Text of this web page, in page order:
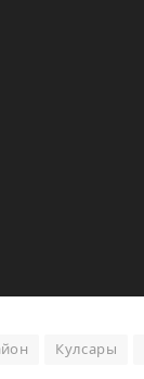
Кулсары